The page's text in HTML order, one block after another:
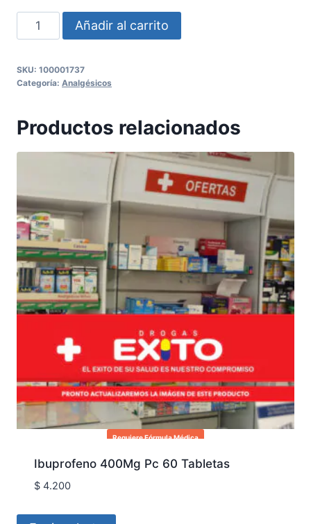
Añadir al carrito
SKU: 100001737
Categoría: Analgésicos
Productos relacionados
Requiere Fórmula Médica
Ibuprofeno 400Mg Pc 60 Tabletas
$4.200